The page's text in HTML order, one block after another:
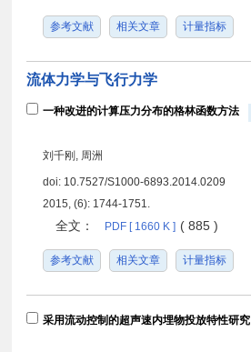
参考文献 相关文章 计量指标
流体力学与飞行力学
一种改进的计算压力分布的格林函数方法
刘千刚, 周洲
doi: 10.7527/S1000-6893.2014.0209
2015, (6): 1744-1751.
全文： PDF [ 1660 K ] ( 885 )
参考文献 相关文章 计量指标
采用流动控制的超声速内埋物投放特性研究